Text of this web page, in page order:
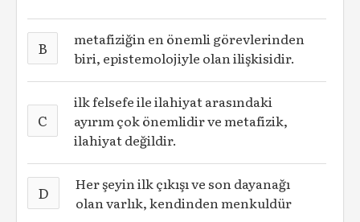
B
metafiziğin en önemli görevlerinden
biri, epistemolojiyle olan ilişkisidir.
C
ilk felsefe ile ilahiyat arasındaki
ayırım çok önemlidir ve metafizik,
ilahiyat değildir.
D
Her şeyin ilk çıkışı ve son dayanağı
olan varlık, kendinden menkuldür